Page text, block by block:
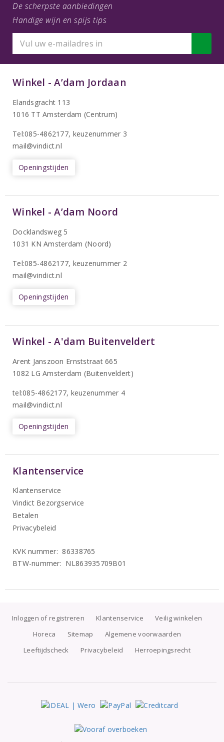
De scherpste aanbiedingen
Handige wijn en spijs tips
Winkel - A’dam Jordaan
Elandsgracht 113
1016 TT Amsterdam (Centrum)
Tel:085-4862177, keuzenummer 3
mail@vindict.nl
Openingstijden
Winkel - A’dam Noord
Docklandsweg 5
1031 KN Amsterdam (Noord)
Tel:085-4862177, keuzenummer 2
mail@vindict.nl
Openingstijden
Winkel - A'dam Buitenveldert
Arent Janszoon Ernststraat 665
1082 LG Amsterdam (Buitenveldert)
tel:085-4862177, keuzenummer 4
mail@vindict.nl
Openingstijden
Klantenservice
Klantenservice
Vindict Bezorgservice
Betalen
Privacybeleid
KVK nummer: 86338765
BTW-nummer: NL863935709B01
Inloggen of registreren Klantenservice
Veilig winkelen
Horeca
Sitemap
Algemene voorwaarden
Leeftijdscheck
Privacybeleid Herroepingsrecht